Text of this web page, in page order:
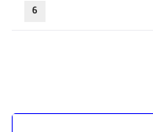
6